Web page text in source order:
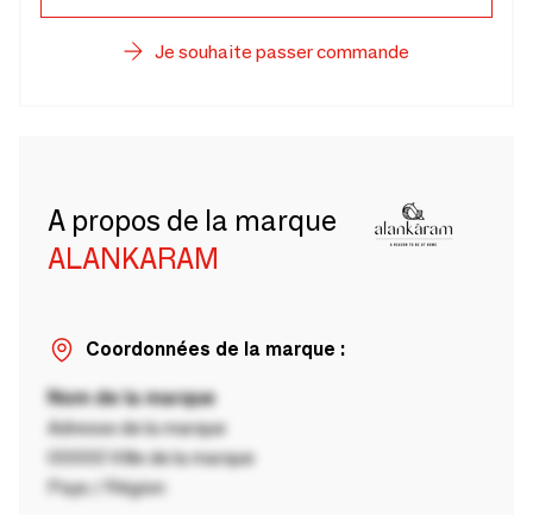
Je souhaite passer commande
A propos de la marque
ALANKARAM
Coordonnées de la marque :
Nom de la marque
Adresse de la marque
00000 Ville de la marque
Pays / Région